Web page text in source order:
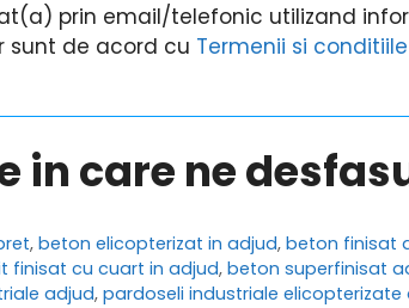
prin email/telefonic utilizand
sunt de acord cu Termenii si conditiile
in care ne
,beton elicopterizat in adjud,beton finisat
finisat cu cuart in adjud, beton superfinisat
adjud, pardoseli industriale elicopterizate